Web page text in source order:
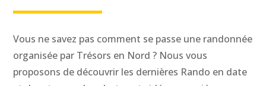
Vous ne savez pas comment se passe une randonnée
organisée par Trésors en Nord ? Nous vous
proposons de découvrir les dernières Rando en date